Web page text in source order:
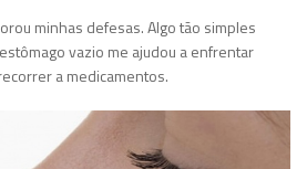
minhas defesas. Algo tão simples
vazio me ajudou a enfrentar
a medicamentos.